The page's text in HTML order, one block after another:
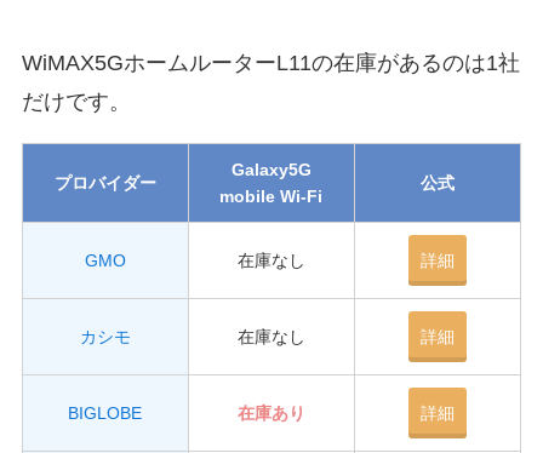
WiMAX5GホームルーターL11の在庫があるのは1社
だけです。
プロバイダー
Galaxy5G
mobile Wi-Fi
公式
GMO 在庫なし 詳細
カシモ 在庫なし 詳細
BIGLOBE 在庫あり 詳細